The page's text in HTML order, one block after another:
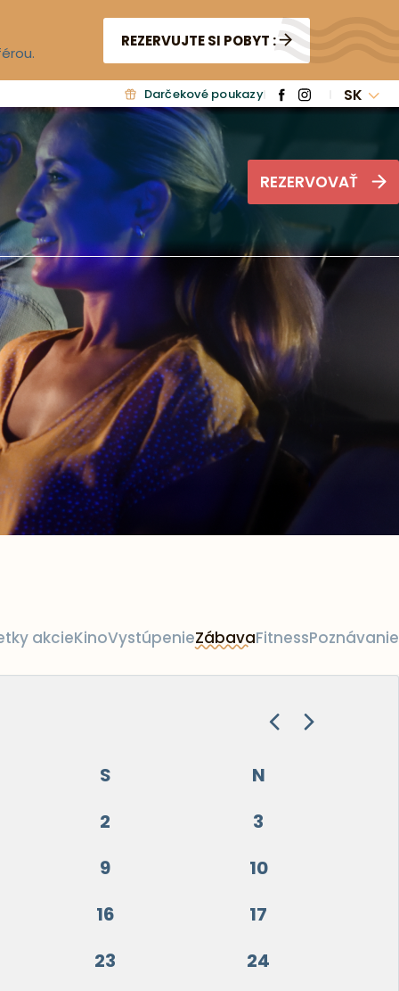
REZERVUJTE SI POBYT :
Darčekové poukazy SK
REZERVOVAŤ
akcieKinoVystúpenieZábavaFitnessPoznávanie
S
N
2
3
9
10
16
17
23
24